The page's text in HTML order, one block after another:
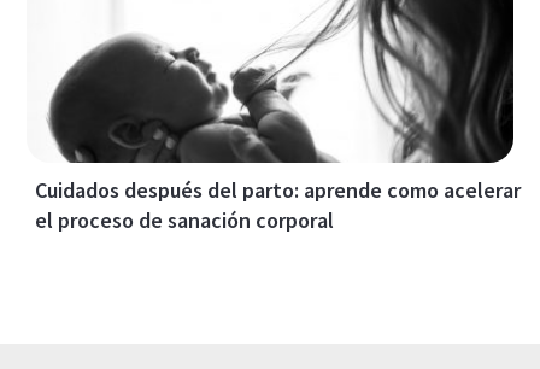
Cuidados después del parto: aprende como acelerar
el proceso de sanación corporal